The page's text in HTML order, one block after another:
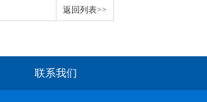
返回列表>>
联系我们